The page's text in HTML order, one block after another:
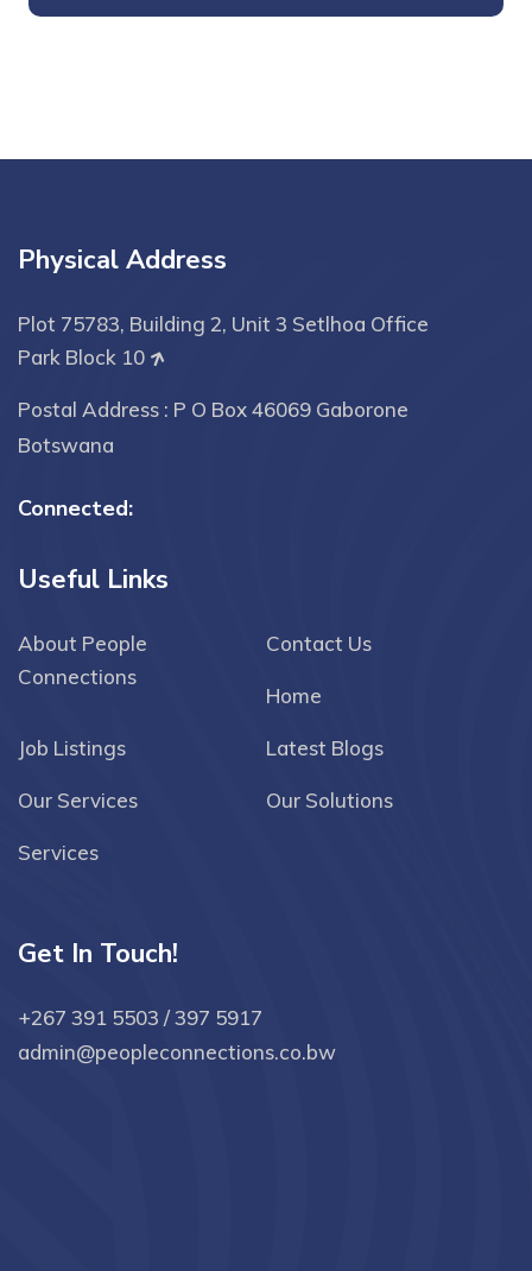
Physical Address
Plot 75783, Building 2, Unit 3 Setlhoa Office
Park Block 10
Postal Address : P O Box 46069 Gaborone
Botswana
Connected:
Useful Links
About People
Connections
Contact Us
Home
Job Listings Latest Blogs
Our Services Our Solutions
Services
Get In Touch!
+267 391 5503 / 397 5917
admin@peopleconnections.co.bw